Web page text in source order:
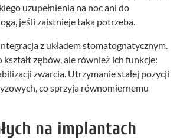
uzupełnienia na noc ani do
jeśli zaistnieje taka potrzeba.
z układem stomatognatycznym.
zębów, ale również ich funkcje:
zwarcia. Utrzymanie stałej pozycji
co sprzyja równomiernemu
na implantach